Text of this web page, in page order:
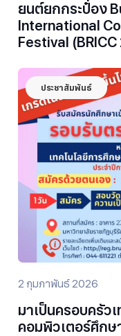
ยนต์ยกกระป๋อง
International
Festival
ประชาสัมพันธ์
2 กุมภาพันธ์ 2026
มาเป็นครอบครัว
คอมพิวเตอร์ศึกษ